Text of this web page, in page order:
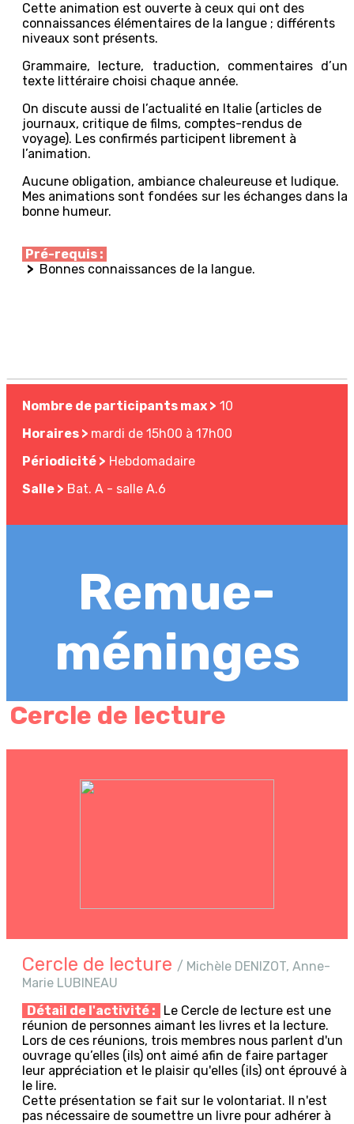
Cette animation est ouverte à ceux qui ont des
connaissances élémentaires de la langue ; différents
niveaux sont présents.
Grammaire, lecture, traduction, commentaires d’un
texte littéraire choisi chaque année.
On discute aussi de l’actualité en Italie (articles de
journaux, critique de films, comptes-rendus de
voyage). Les confirmés participent librement à
l’animation.
Aucune obligation, ambiance chaleureuse et ludique.
Mes animations sont fondées sur les échanges dans la
bonne humeur.
Pré-requis :
> Bonnes connaissances de la langue.
Nombre de participants max > 10
Horaires > mardi de 15h00 à 17h00
Périodicité > Hebdomadaire
Salle > Bat. A - salle A.6
Remue-
méninges
Cercle de lecture
Cercle de lecture / Michèle DENIZOT, Anne-
Marie LUBINEAU
Détail de l'activité :
Le Cercle de lecture est une
réunion de personnes aimant les livres et la lecture.
Lors de ces réunions, trois membres nous parlent d'un
ouvrage qu’elles (ils) ont aimé afin de faire partager
leur appréciation et le plaisir qu'elles (ils) ont éprouvé à
le lire.
Cette présentation se fait sur le volontariat. Il n'est
pas nécessaire de soumettre un livre pour adhérer à